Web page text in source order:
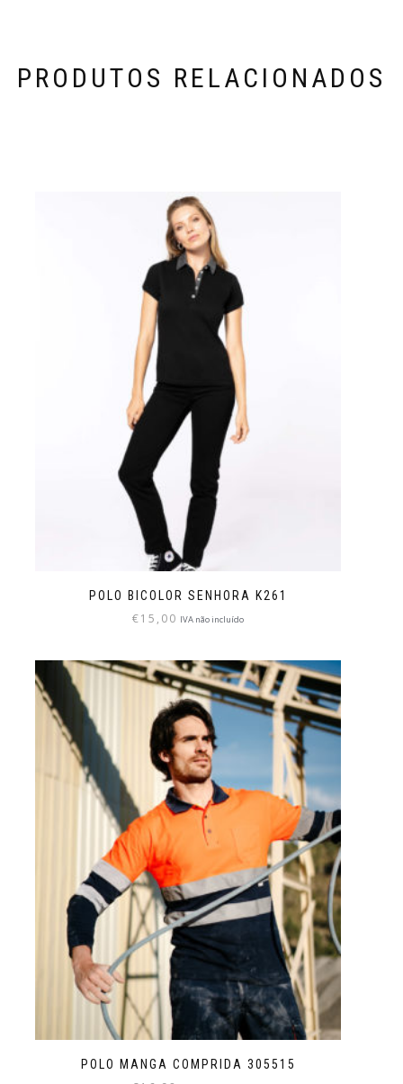
PRODUTOS RELACIONADOS
POLO BICOLOR SENHORA K261
€15,00 IVA não incluído
POLO MANGA COMPRIDA 305515